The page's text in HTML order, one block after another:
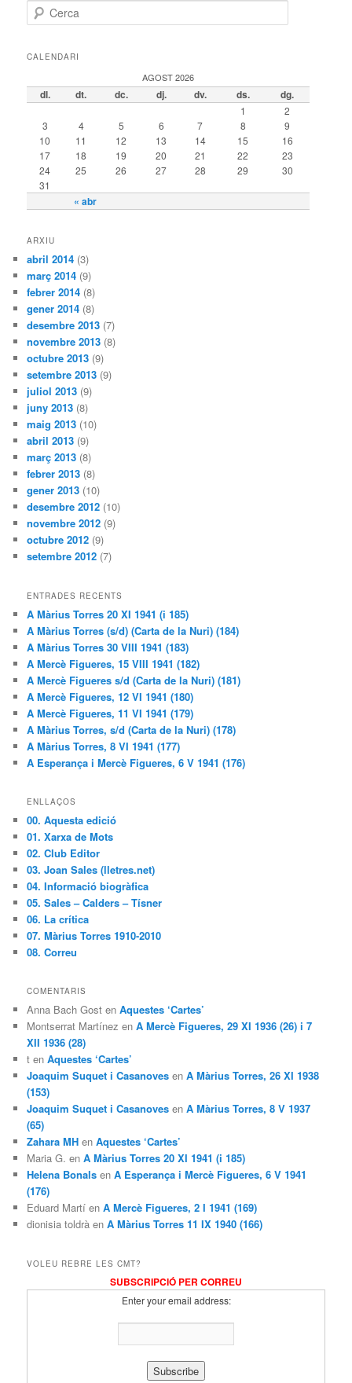
Cerca
CALENDARI
AGOST 2026
dl. dt. dc. dj. dv. ds. dg.
« abr
1
2
3
4 5 6 7 8
9
10
11 12 13 14 15
16
17
18 19 20 21 22
23
24
25 26 27 28 29
30
31
ARXIU
abril 2014 (3)
març 2014 (9)
febrer 2014 (8)
gener 2014 (8)
desembre 2013 (7)
novembre 2013 (8)
octubre 2013 (9)
setembre 2013 (9)
juliol 2013 (9)
juny 2013 (8)
maig 2013 (10)
abril 2013 (9)
març 2013 (8)
febrer 2013 (8)
gener 2013 (10)
desembre 2012 (10)
novembre 2012 (9)
octubre 2012 (9)
setembre 2012 (7)
ENTRADES RECENTS
A Màrius Torres 20 XI 1941 (i 185)
A Màrius Torres (s/d) (Carta de la Nuri) (184)
A Màrius Torres 30 VIII 1941 (183)
A Mercè Figueres, 15 VIII 1941 (182)
A Mercè Figueres s/d (Carta de la Nuri) (181)
A Mercè Figueres, 12 VI 1941 (180)
A Mercè Figueres, 11 VI 1941 (179)
A Màrius Torres, s/d (Carta de la Nuri) (178)
A Màrius Torres, 8 VI 1941 (177)
A Esperança i Mercè Figueres, 6 V 1941 (176)
ENLLAÇOS
00. Aquesta edició
01. Xarxa de Mots
02. Club Editor
03. Joan Sales (lletres.net)
04. Informació biogràfica
05. Sales – Calders – Tísner
06. La crítica
07. Màrius Torres 1910-2010
08. Correu
COMENTARIS
Anna Bach Gost enAquestes ‘Cartes’
Montserrat Martínez enA Mercè Figueres, 29 XI 1936 (26) i 7
XII 1936 (28)
t enAquestes ‘Cartes’
Joaquim Suquet i Casanoves enA Màrius Torres, 26 XI 1938
(153)
Joaquim Suquet i Casanoves enA Màrius Torres, 8 V 1937
(65)
Zahara MH enAquestes ‘Cartes’
Maria G. enA Màrius Torres 20 XI 1941 (i 185)
Helena Bonals enA Esperança i Mercè Figueres, 6 V 1941
(176)
Eduard Martí enA Mercè Figueres, 2 I 1941 (169)
dionisia toldrà enA Màrius Torres 11 IX 1940 (166)
VOLEU REBRE LES CMT?
SUBSCRIPCIÓ PER CORREU
Enter your email address: